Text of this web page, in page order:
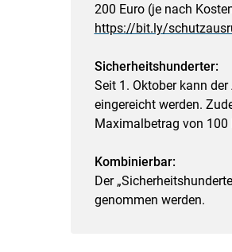
200 Euro (je nach
https://bit.ly/
Sicherheitshunderter:
Seit 1. Oktober kann
eingereicht werden.
Maximalbetrag von 100
Kombinierbar:
Der
genommen werden.